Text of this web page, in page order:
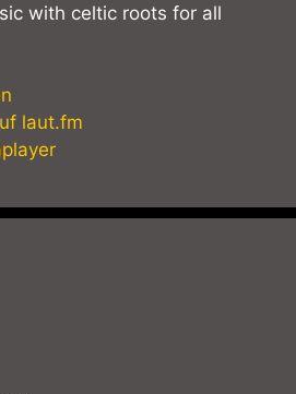
with celtic roots for all
laut.fm